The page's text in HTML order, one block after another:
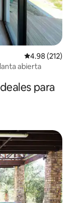
Calificación
4.98 (212)
abierta
para